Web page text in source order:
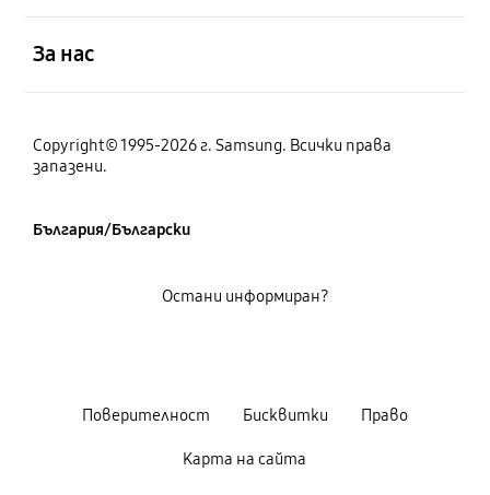
За нас
Copyright© 1995-2026 г. Samsung. Всички права
запазени.
България/Български
Поверителност Бисквитки Право
Карта на сайта
Остани информиран?